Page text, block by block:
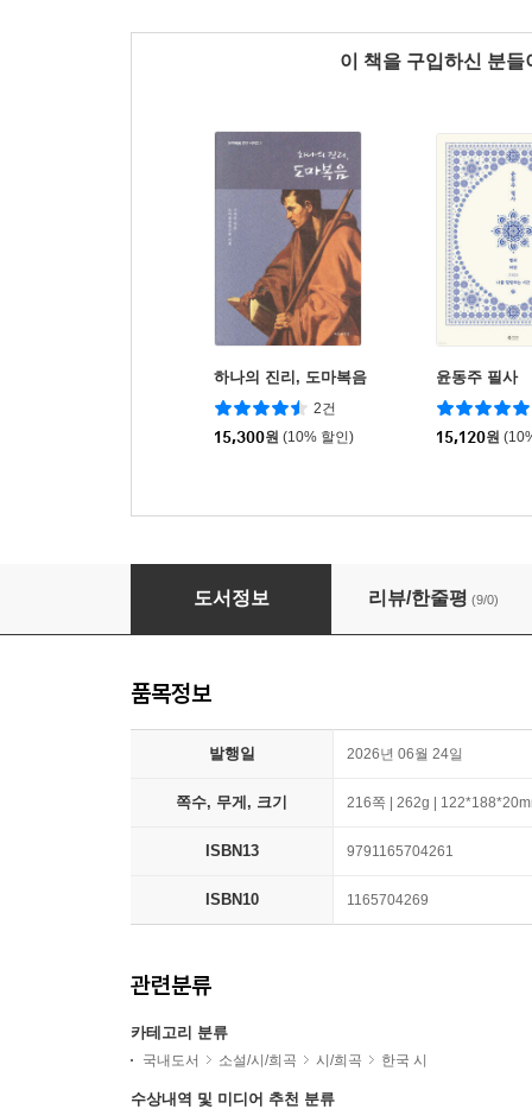
이 책을 구입하신 분
하나의 진리, 도마복음
2건
15,300원 (10% 할인)
윤동주 필사
15,120원
다가올 시간에 윙크 윙크 (시절 시집 에디션)
도서정보 리뷰/한줄평 (9/0)
품목정보
발행일 2026년 06월 24일
쪽수, 무게, 크기 216쪽 | 262g |
ISBN13 9791165704261
ISBN10 1165704269
관련분류
카테고리 분류
국내도서 소설/시/희곡 시/희곡 한국 시
수상내역 및 미디어 추천 분류